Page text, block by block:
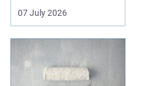
vedligeh...
07 July 2026